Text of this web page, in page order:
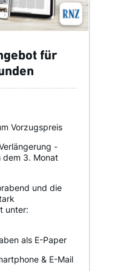
für
Vorzugspreis
-
dem 3. Monat
und die
unter:
als E-Paper
& E-Mail